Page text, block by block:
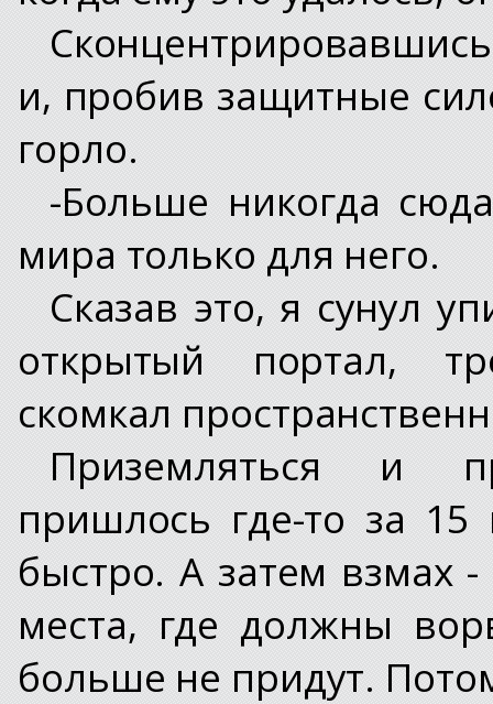
и, пробив защитные
горло.
-Больше никогда
мира только для него.
Сказав это, я сунул
открытый портал,
скомкал
Приземляться и
пришлось где-то за
быстро. А затем взмах
места, где должны
больше не придут.